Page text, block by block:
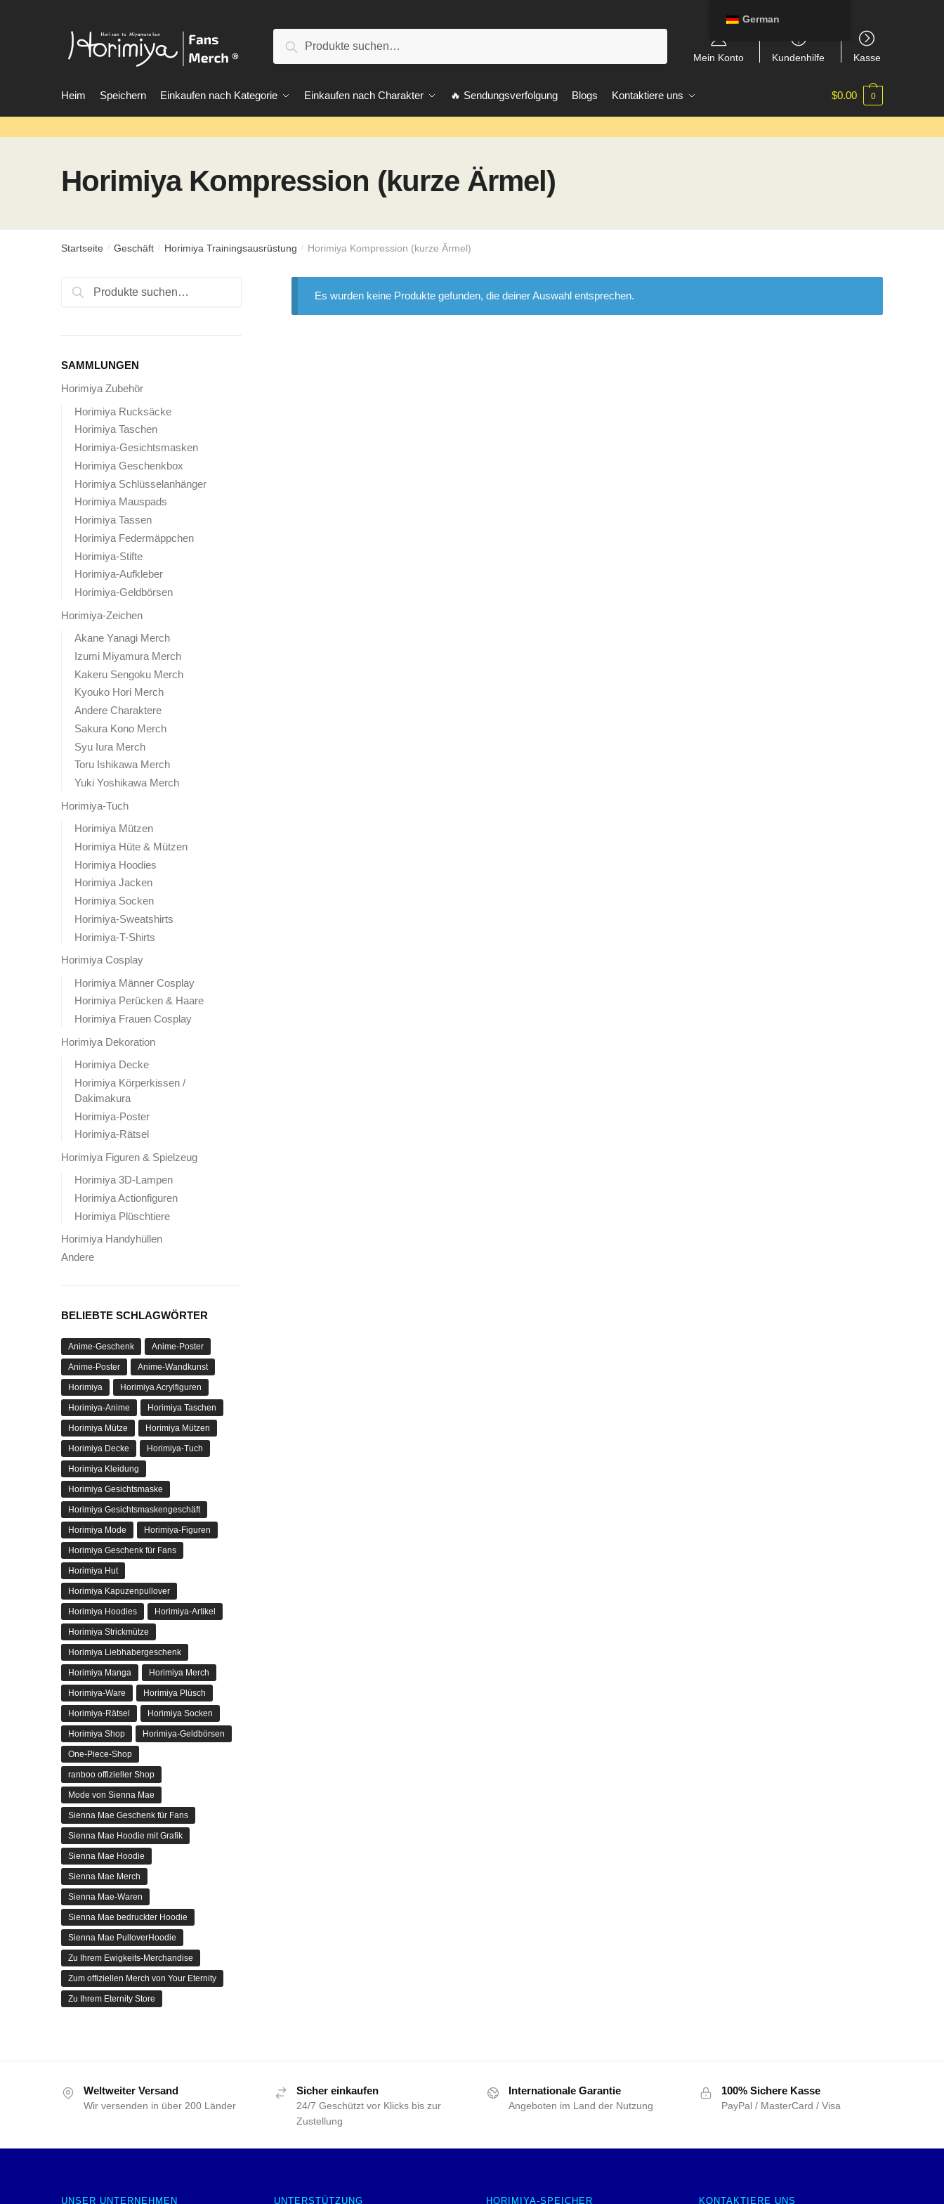
nach:
Suche
Mein Konto Kundenhilfe Kasse
Heim Speichern Einkaufen nach Kategorie Einkaufen nach Charakter 🔥 Sendungsverfolgung Blogs Kontaktiere uns $0.00 0
Horimiya Kompression (kurze Ärmel)
Startseite / Geschäft / Horimiya Trainingsausrüstung / Horimiya Kompression (kurze Ärmel)
Es wurden keine Produkte gefunden, die deiner Auswahl entsprechen.
Suche
Suche
SAMMLUNGEN
Horimiya Zubehör
Horimiya Rucksäcke
Horimiya Taschen
Horimiya-Gesichtsmasken
Horimiya Geschenkbox
Horimiya Schlüsselanhänger
Horimiya Mauspads
Horimiya Tassen
Horimiya Federmäppchen
Horimiya-Stifte
Horimiya-Aufkleber
Horimiya-Geldbörsen
Horimiya-Zeichen
Akane Yanagi Merch
Izumi Miyamura Merch
Kakeru Sengoku Merch
Kyouko Hori Merch
Andere Charaktere
Sakura Kono Merch
Syu Iura Merch
Toru Ishikawa Merch
Yuki Yoshikawa Merch
Horimiya-Tuch
Horimiya Mützen
Horimiya Hüte & Mützen
Horimiya Hoodies
Horimiya Jacken
Horimiya Socken
Horimiya-Sweatshirts
Horimiya-T-Shirts
Horimiya Cosplay
Horimiya Männer Cosplay
Horimiya Perücken & Haare
Horimiya Frauen Cosplay
Horimiya Dekoration
Horimiya Decke
Horimiya Körperkissen /
Dakimakura
Horimiya-Poster
Horimiya-Rätsel
Horimiya Figuren & Spielzeug
Horimiya 3D-Lampen
Horimiya Actionfiguren
Horimiya Plüschtiere
Horimiya Handyhüllen
Andere
BELIEBTE SCHLAGWÖRTER
Anime-Geschenk Anime-Poster
Anime-Poster Anime-Wandkunst
Horimiya Horimiya Acrylfiguren
Horimiya-Anime Horimiya Taschen
Horimiya Mütze Horimiya Mützen
Horimiya Decke Horimiya-Tuch
Horimiya Kleidung
Horimiya Gesichtsmaske
Horimiya Gesichtsmaskengeschäft
Horimiya Mode Horimiya-Figuren
Horimiya Geschenk für Fans
Horimiya Hut
Horimiya Kapuzenpullover
Horimiya Hoodies Horimiya-Artikel
Horimiya Strickmütze
Horimiya Liebhabergeschenk
Horimiya Manga Horimiya Merch
Horimiya-Ware Horimiya Plüsch
Horimiya-Rätsel Horimiya Socken
Horimiya Shop Horimiya-Geldbörsen
One-Piece-Shop
ranboo offizieller Shop
Mode von Sienna Mae
Sienna Mae Geschenk für Fans
Sienna Mae Hoodie mit Grafik
Sienna Mae Hoodie
Sienna Mae Merch
Sienna Mae-Waren
Sienna Mae bedruckter Hoodie
Sienna Mae PulloverHoodie
Zu Ihrem Ewigkeits-Merchandise
Zum offiziellen Merch von Your Eternity
Zu Ihrem Eternity Store
Weltweiter Versand
Wir versenden in über 200 Länder
Sicher einkaufen
24/7 Geschützt vor Klicks bis zur
Zustellung
Internationale Garantie
Angeboten im Land der Nutzung
100% Sichere Kasse
PayPal / MasterCard / Visa
UNSER UNTERNEHMEN UNTERSTÜTZUNG HORIMIYA-SPEICHER KONTAKTIERE UNS
German